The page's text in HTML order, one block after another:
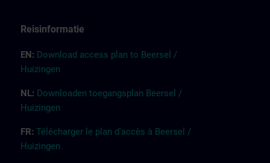
Reisinformatie
EN: Download access plan to Beersel /
Huizingen
NL: Downloaden toegangsplan Beersel /
Huizingen
FR: Télécharger le plan d'accès à Beersel /
Huizingen